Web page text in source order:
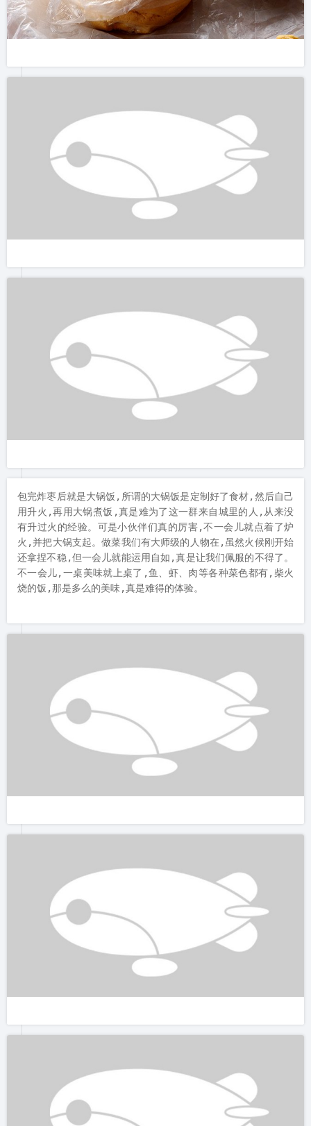
包完炸枣后就是大锅饭,所谓的大锅饭是定制好了食材,然后自己
用升火,再用大锅煮饭,真是难为了这一群来自城里的人,从来没
有升过火的经验。可是小伙伴们真的厉害,不一会儿就点着了炉
火,并把大锅支起。做菜我们有大师级的人物在,虽然火候刚开始
还拿捏不稳,但一会儿就能运用自如,真是让我们佩服的不得了。